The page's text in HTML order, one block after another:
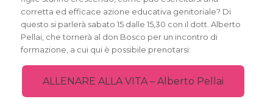
corretta ed efficace azione educativa genitoriale? Di
questo si parlerà sabato 15 dalle 15,30 con il dott. Alberto
Pellai, che tornerà al don Bosco per un incontro di
formazione, a cui qui è possibile prenotarsi:
ALLENARE ALLA VITA – Alberto Pellai